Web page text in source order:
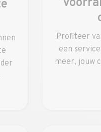
Profiteer
een
meer, jouw